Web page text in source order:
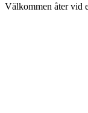
Välkommen åter vid